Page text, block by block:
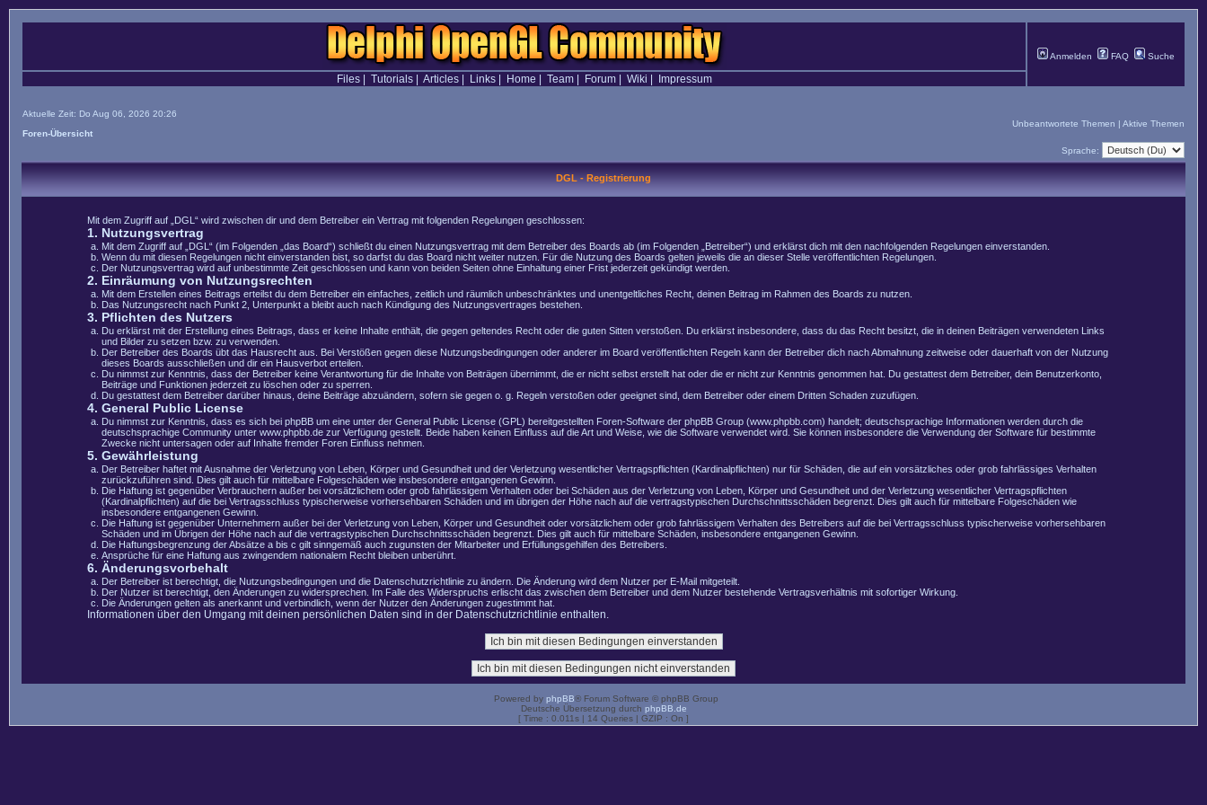
Anmelden FAQ Suche
Files| Tutorials| Articles| Links| Home Team| Forum| Wiki Impressum
Aktuelle Zeit: Do Aug 06, 2026 20:26
Foren-Übersicht
Unbeantwortete Themen | Aktive Themen
Sprache:
DGL - Registrierung
Mit dem Zugriff auf „DGL“ wird zwischen dir und dem Betreiber ein Vertrag mit folgenden Regelungen geschlossen:
1. Nutzungsvertrag
Mit dem Zugriff auf „DGL“ (im Folgenden „das Board“) schließt du einen Nutzungsvertrag mit dem Betreiber des Boards ab (im Folgenden „Betreiber“) und erklärst dich mit den nachfolgenden Regelungen einverstanden.
Wenn du mit diesen Regelungen nicht einverstanden bist, so darfst du das Board nicht weiter nutzen. Für die Nutzung des Boards gelten jeweils die an dieser Stelle veröffentlichten Regelungen.
Der Nutzungsvertrag wird auf unbestimmte Zeit geschlossen und kann von beiden Seiten ohne Einhaltung einer Frist jederzeit gekündigt werden.
2. Einräumung von Nutzungsrechten
Mit dem Erstellen eines Beitrags erteilst du dem Betreiber ein einfaches, zeitlich und räumlich unbeschränktes und unentgeltliches Recht, deinen Beitrag im Rahmen des Boards zu nutzen.
Das Nutzungsrecht nach Punkt 2, Unterpunkt a bleibt auch nach Kündigung des Nutzungsvertrages bestehen.
3. Pflichten des Nutzers
Du erklärst mit der Erstellung eines Beitrags, dass er keine Inhalte enthält, die gegen geltendes Recht oder die guten Sitten verstoßen. Du erklärst insbesondere, dass du das Recht besitzt, die in deinen Beiträgen verwendeten Links
und Bilder zu setzen bzw. zu verwenden.
Der Betreiber des Boards übt das Hausrecht aus. Bei Verstößen gegen diese Nutzungsbedingungen oder anderer im Board veröffentlichten Regeln kann der Betreiber dich nach Abmahnung zeitweise oder dauerhaft von der Nutzung
dieses Boards ausschließen und dir ein Hausverbot erteilen.
Du nimmst zur Kenntnis, dass der Betreiber keine Verantwortung für die Inhalte von Beiträgen übernimmt, die er nicht selbst erstellt hat oder die er nicht zur Kenntnis genommen hat. Du gestattest dem Betreiber, dein Benutzerkonto,
Beiträge und Funktionen jederzeit zu löschen oder zu sperren.
Du gestattest dem Betreiber darüber hinaus, deine Beiträge abzuändern, sofern sie gegen o. g. Regeln verstoßen oder geeignet sind, dem Betreiber oder einem Dritten Schaden zuzufügen.
4. General Public License
Du nimmst zur Kenntnis, dass es sich bei phpBB um eine unter der General Public License (GPL) bereitgestellten Foren-Software der phpBB Group (www.phpbb.com) handelt; deutschsprachige Informationen werden durch die
deutschsprachige Community unter www.phpbb.de zur Verfügung gestellt. Beide haben keinen Einfluss auf die Art und Weise, wie die Software verwendet wird. Sie können insbesondere die Verwendung der Software für bestimmte
Zwecke nicht untersagen oder auf Inhalte fremder Foren Einfluss nehmen.
5. Gewährleistung
Der Betreiber haftet mit Ausnahme der Verletzung von Leben, Körper und Gesundheit und der Verletzung wesentlicher Vertragspflichten (Kardinalpflichten) nur für Schäden, die auf ein vorsätzliches oder grob fahrlässiges Verhalten
zurückzuführen sind. Dies gilt auch für mittelbare Folgeschäden wie insbesondere entgangenen Gewinn.
Die Haftung ist gegenüber Verbrauchern außer bei vorsätzlichem oder grob fahrlässigem Verhalten oder bei Schäden aus der Verletzung von Leben, Körper und Gesundheit und der Verletzung wesentlicher Vertragspflichten
(Kardinalpflichten) auf die bei Vertragsschluss typischerweise vorhersehbaren Schäden und im übrigen der Höhe nach auf die vertragstypischen Durchschnittsschäden begrenzt. Dies gilt auch für mittelbare Folgeschäden wie
insbesondere entgangenen Gewinn.
Die Haftung ist gegenüber Unternehmern außer bei der Verletzung von Leben, Körper und Gesundheit oder vorsätzlichem oder grob fahrlässigem Verhalten des Betreibers auf die bei Vertragsschluss typischerweise vorhersehbaren
Schäden und im Übrigen der Höhe nach auf die vertragstypischen Durchschnittsschäden begrenzt. Dies gilt auch für mittelbare Schäden, insbesondere entgangenen Gewinn.
Die Haftungsbegrenzung der Absätze a bis c gilt sinngemäß auch zugunsten der Mitarbeiter und Erfüllungsgehilfen des Betreibers.
Ansprüche für eine Haftung aus zwingendem nationalem Recht bleiben unberührt.
6. Änderungsvorbehalt
Der Betreiber ist berechtigt, die Nutzungsbedingungen und die Datenschutzrichtlinie zu ändern. Die Änderung wird dem Nutzer per E-Mail mitgeteilt.
Der Nutzer ist berechtigt, den Änderungen zu widersprechen. Im Falle des Widerspruchs erlischt das zwischen dem Betreiber und dem Nutzer bestehende Vertragsverhältnis mit sofortiger Wirkung.
Die Änderungen gelten als anerkannt und verbindlich, wenn der Nutzer den Änderungen zugestimmt hat.
Informationen über den Umgang mit deinen persönlichen Daten sind in der Datenschutzrichtlinie enthalten.
Powered by phpBB® Forum Software © phpBB Group
Deutsche Übersetzung durch phpBB.de
[ Time : 0.011s | 14 Queries | GZIP : On ]